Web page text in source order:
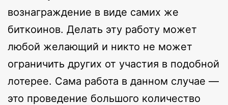
вознаграждение в виде самих же
биткоинов. Делать эту работу может
любой желающий и никто не может
ограничить других от участия в подобной
лотерее. Сама работа в данном случае —
это проведение большого количество